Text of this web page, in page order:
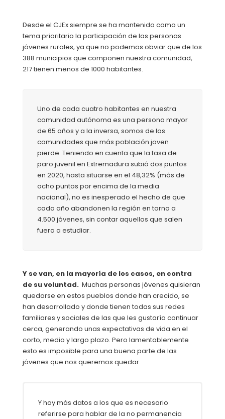
Desde el CJEx siempre se ha mantenido como un
tema prioritario la participación de las personas
jóvenes rurales, ya que no podemos obviar que de los
388 municipios que componen nuestra comunidad,
217 tienen menos de 1000 habitantes.
Uno de cada cuatro habitantes en nuestra
comunidad autónoma es una persona mayor
de 65 años y a la inversa, somos de las
comunidades que más población joven
pierde. Teniendo en cuenta que la tasa de
paro juvenil en Extremadura subió dos puntos
en 2020, hasta situarse en el 48,32% (más de
ocho puntos por encima de la media
nacional), no es inesperado el hecho de que
cada año abandonen la región en torno a
4.500 jóvenes, sin contar aquellos que salen
fuera a estudiar.
Y se van, en la mayoría de los casos, en contra
de su voluntad. Muchas personas jóvenes quisieran
quedarse en estos pueblos donde han crecido, se
han desarrollado y donde tienen todas sus redes
familiares y sociales de las que les gustaría continuar
cerca, generando unas expectativas de vida en el
corto, medio y largo plazo. Pero lamentablemente
esto es imposible para una buena parte de las
jóvenes que nos queremos quedar.
Y hay más datos a los que es necesario
referirse para hablar de la no permanencia